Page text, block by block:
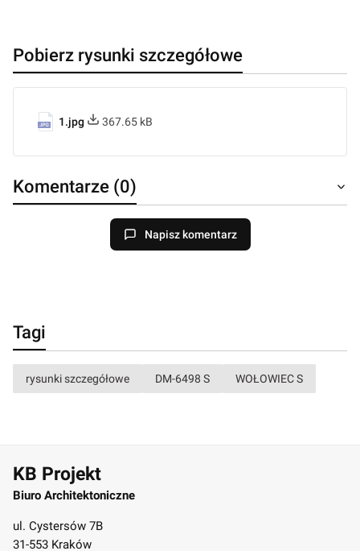
Pobierz rysunki szczegółowe
1.jpg 367.65 kB
Komentarze (0)
Napisz komentarz
Tagi
rysunki szczegółowe DM-6498 S WOŁOWIEC S
KB Projekt
Biuro Architektoniczne
ul. Cystersów 7B
31-553 Kraków